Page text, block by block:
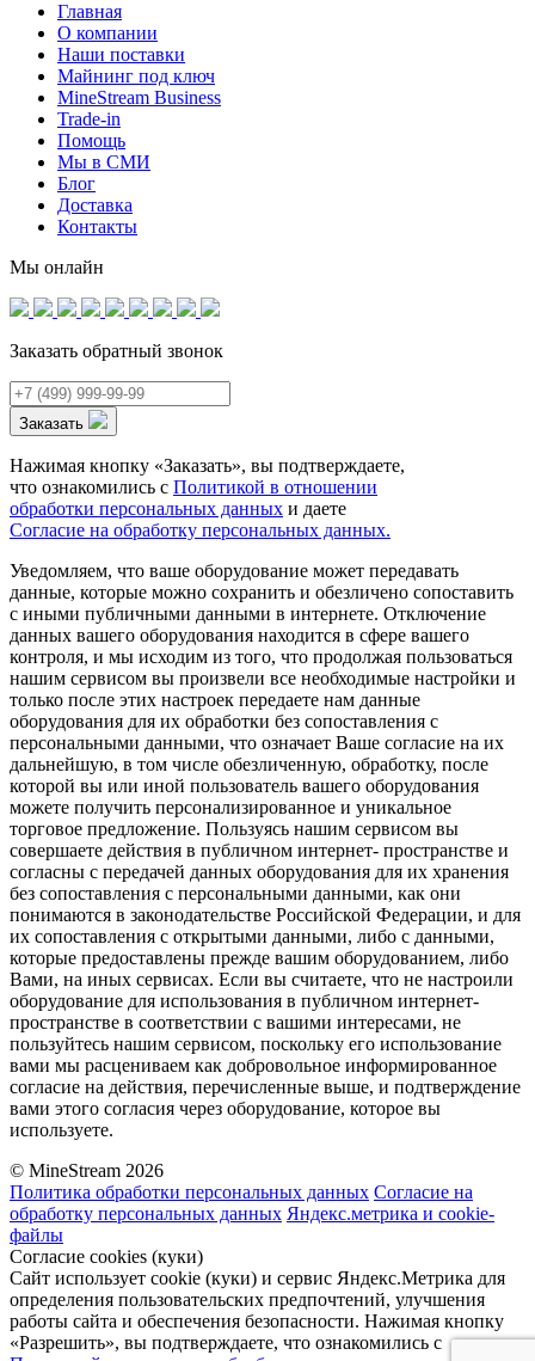
Главная
О компании
Наши поставки
Майнинг под ключ
MineStream Business
Trade-in
Помощь
Мы в СМИ
Блог
Доставка
Контакты
Мы онлайн
Заказать обратный звонок
Заказать
Нажимая кнопку «Заказать», вы подтверждаете,
что ознакомились с Политикой в отношении
обработки персональных данных и даете
Согласие на обработку персональных данных.
Уведомляем, что ваше оборудование может передавать
данные, которые можно сохранить и обезличено сопоставить
с иными публичными данными в интернете. Отключение
данных вашего оборудования находится в сфере вашего
контроля, и мы исходим из того, что продолжая пользоваться
нашим сервисом вы произвели все необходимые настройки и
только после этих настроек передаете нам данные
оборудования для их обработки без сопоставления с
персональными данными, что означает Ваше согласие на их
дальнейшую, в том числе обезличенную, обработку, после
которой вы или иной пользователь вашего оборудования
можете получить персонализированное и уникальное
торговое предложение. Пользуясь нашим сервисом вы
совершаете действия в публичном интернет- пространстве и
согласны с передачей данных оборудования для их хранения
без сопоставления с персональными данными, как они
понимаются в законодательстве Российской Федерации, и для
их сопоставления с открытыми данными, либо с данными,
которые предоставлены прежде вашим оборудованием, либо
Вами, на иных сервисах. Если вы считаете, что не настроили
оборудование для использования в публичном интернет-
пространстве в соответствии с вашими интересами, не
пользуйтесь нашим сервисом, поскольку его использование
вами мы расцениваем как добровольное информированное
согласие на действия, перечисленные выше, и подтверждение
вами этого согласия через оборудование, которое вы
используете.
© MineStream 2026
Политика обработки персональных данных Согласие на
обработку персональных данных Яндекс.метрика и cookie-
файлы
Согласие cookies (куки)
Сайт использует cookie (куки) и сервис Яндекс.Метрика для
определения пользовательских предпочтений, улучшения
работы сайта и обеспечения безопасности. Нажимая кнопку
«Разрешить», вы подтверждаете, что ознакомились с